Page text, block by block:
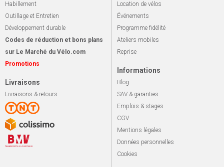
Habillement
Outillage et Entretien
Développement durable
Codes de réduction et bons plans
sur Le Marché du Vélo.com
Promotions
Livraisons
Livraisons & retours
Location de vélos
Événements
Programme fidélité
Ateliers mobiles
Reprise
Informations
Blog
SAV & garanties
Emplois & stages
CGV
Mentions légales
Données personnelles
Cookies